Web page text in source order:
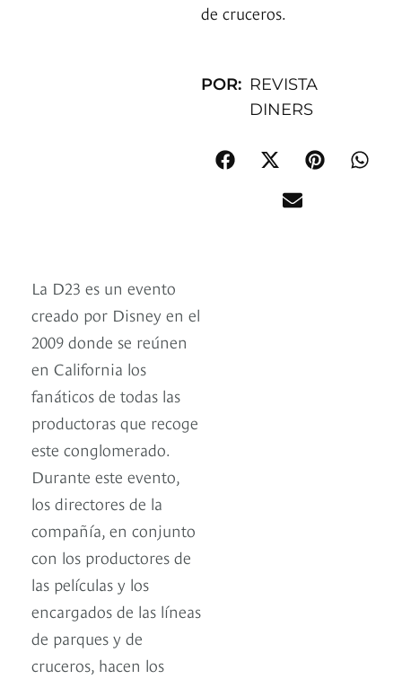
de cruceros.
POR: REVISTA
DINERS
La D23 es un evento
creado por Disney en el
2009 donde se reúnen
en California los
fanáticos de todas las
productoras que recoge
este conglomerado.
Durante este evento,
los directores de la
compañía, en conjunto
con los productores de
las películas y los
encargados de las líneas
de parques y de
cruceros, hacen los